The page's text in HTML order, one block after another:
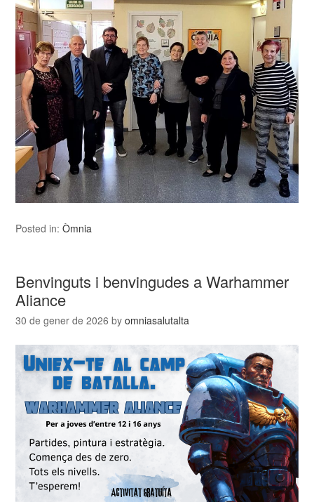
Posted in:Òmnia
Benvinguts i benvingudes a Warhammer
Aliance
30 de gener de 2026 byomniasalutalta